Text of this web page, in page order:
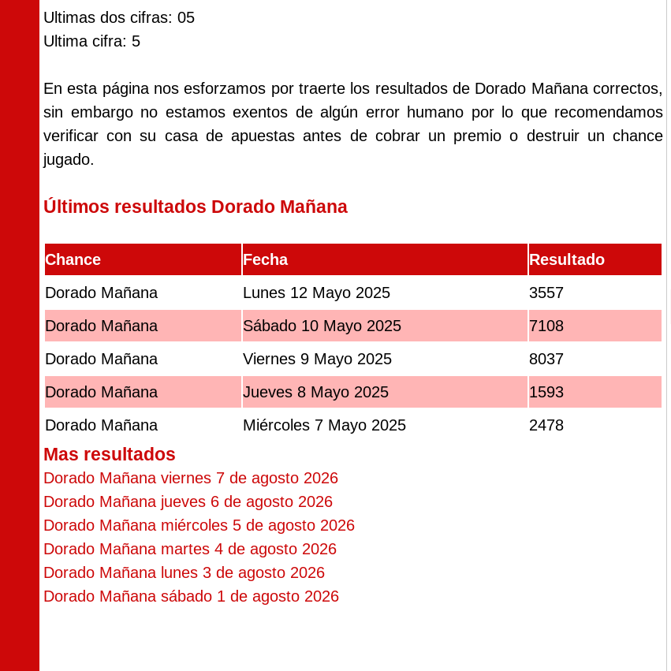
Ultimas dos cifras: 05
Ultima cifra: 5
En esta página nos esforzamos por traerte los resultados de Dorado Mañana correctos,
sin embargo no estamos exentos de algún error humano por lo que recomendamos
verificar con su casa de apuestas antes de cobrar un premio o destruir un chance
jugado.
Últimos resultados Dorado Mañana
Chance Fecha
Resultado
Dorado Mañana
Lunes 12 Mayo 2025
3557
Dorado Mañana
Sábado 10 Mayo 2025
7108
Dorado Mañana
Viernes 9 Mayo 2025
8037
Dorado Mañana
Jueves 8 Mayo 2025
1593
Dorado Mañana
Miércoles 7 Mayo 2025 2478
Mas resultados
Dorado Mañana viernes 7 de agosto 2026
Dorado Mañana jueves 6 de agosto 2026
Dorado Mañana miércoles 5 de agosto 2026
Dorado Mañana martes 4 de agosto 2026
Dorado Mañana lunes 3 de agosto 2026
Dorado Mañana sábado 1 de agosto 2026